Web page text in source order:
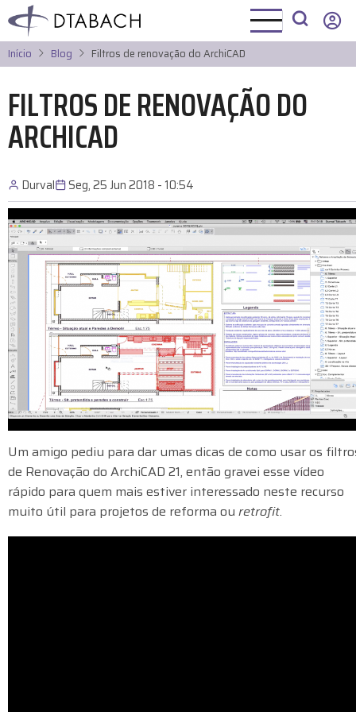
Pular
para
conteúdo
principal
Início Blog Filtros de renovação do ArchiCAD
FILTROS DE RENOVAÇÃO DO
ARCHICAD
Durval Seg, 25 Jun 2018 - 10:54
Um amigo pediu para dar umas dicas de como usar os
de Renovação do ArchiCAD 21, então gravei esse vídeo
rápido para quem mais estiver interessado neste recurso
muito útil para projetos de reforma ou retrofit.